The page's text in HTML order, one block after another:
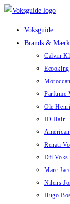
Skip
Voksguide
Brands &
Calvin
Ecooking
Parfume
Ole
ID Hair
Renati
Dfi Voks
Marc
Nilens
Hugo